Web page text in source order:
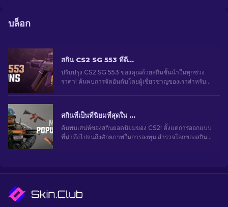
บล็อก
สกิน CS2 SG 553 ที่ดีที่สุดในทุกช่วงราคา [2026]
ปรับปรุง CS2 SG 553 ของคุณด้วยสกินชั้นนำในทุกช่วง
ราคา! ค้นพบการจัดอันดับโดยผู้เชี่ยวชาญของเราสำหรับ
สกินที่เป็นที่นิยมที่สุดใน CS2
ค้นพบเสน่ห์ของสกินยอดนิยมของ CS2! ตั้งแต่การออกแบบ
ที่น่าทึ่งไปจนถึงศักยภาพในการลงทุน สำรวจโลกของสกิน